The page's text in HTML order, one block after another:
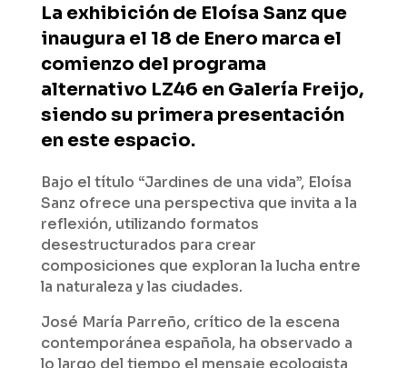
La exhibición de Eloísa Sanz que
inaugura el 18 de Enero marca el
comienzo del programa
alternativo LZ46 en Galería Freijo,
siendo su primera presentación
en este espacio.
Bajo el título “Jardines de una vida”, Eloísa
Sanz ofrece una perspectiva que invita a la
reflexión, utilizando formatos
desestructurados para crear
composiciones que exploran la lucha entre
la naturaleza y las ciudades.
José María Parreño, crítico de la escena
contemporánea española, ha observado a
lo largo del tiempo el mensaje ecologista